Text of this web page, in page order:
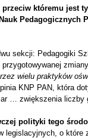
któremu jest
Pedagogicznych
sekcji: Pedagogiki
wielu praktyków
KNP PAN, która
… zwiększenia liczby
polityki tego
legislacyjnych, o które